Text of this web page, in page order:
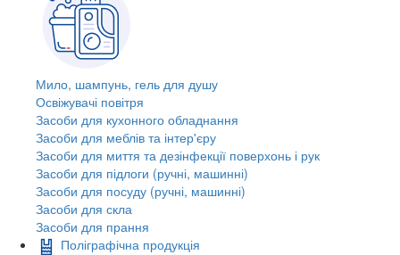
Мило, шампунь, гель для душу
Освіжувачі повітря
Засоби для кухонного обладнання
Засоби для меблів та інтер'єру
Засоби для миття та дезінфекції поверхонь і рук
Засоби для підлоги (ручні, машинні)
Засоби для посуду (ручні, машинні)
Засоби для скла
Засоби для прання
Поліграфічна продукція